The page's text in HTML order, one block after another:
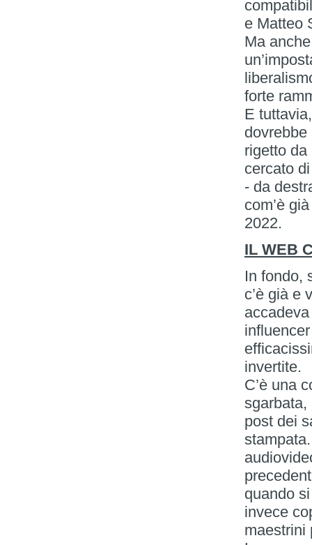
e Matteo
Ma
forte
E
rigetto
cercato
- da
com’è
2022.
IL WEB
In fondo,
c’è già e
invertite.
C’è una
sgarbata,
post dei
quando
invece
maestrini